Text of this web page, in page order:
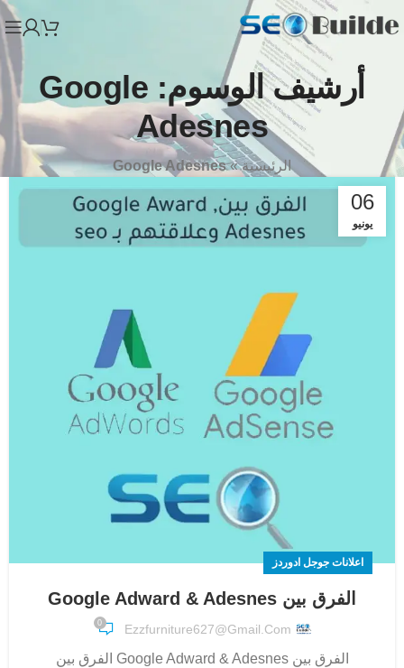
أرشيف الوسوم: Google
Adesnes
الرئيسية»
Google Adesnes
06
يونيو
اعلانات جوجل ادوردز
الفرق بين Google Adward & Adesnes
Ezzfurniture627@gmail.com
0
الفرق بين Google Adward & Adesnes الفرق بين